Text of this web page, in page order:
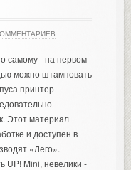
самому - на первом
можно штамповать
принтер
Этот материал
и доступен в
«Лего».
UP! Mini, невелики -